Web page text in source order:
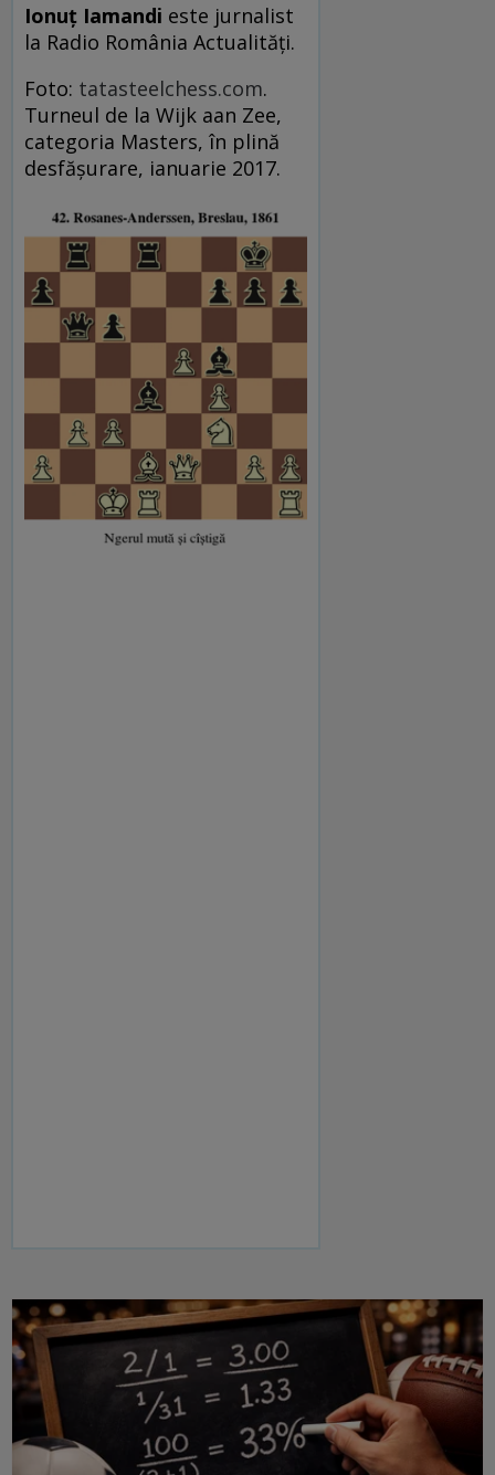
Ionuţ Iamandi este jurnalist
la Radio România Actualităţi.
Foto: tatasteelchess.com.
Turneul de la Wijk aan Zee,
categoria Masters, în plină
desfășurare, ianuarie 2017.